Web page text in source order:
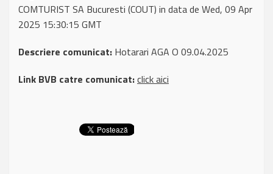
COMTURIST SA Bucuresti (COUT) in data de Wed, 09 Apr
2025 15:30:15 GMT
Descriere comunicat: Hotarari AGA O 09.04.2025
Link BVB catre comunicat:click aici